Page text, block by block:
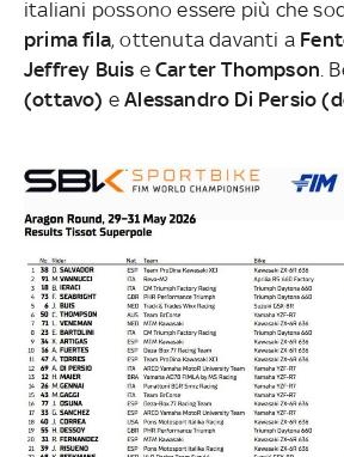
italiani possono essere più che
prima fila, ottenuta davanti a
Jeffrey Buis eCarter Thompson.
(ottavo) eAlessandro Di Persio